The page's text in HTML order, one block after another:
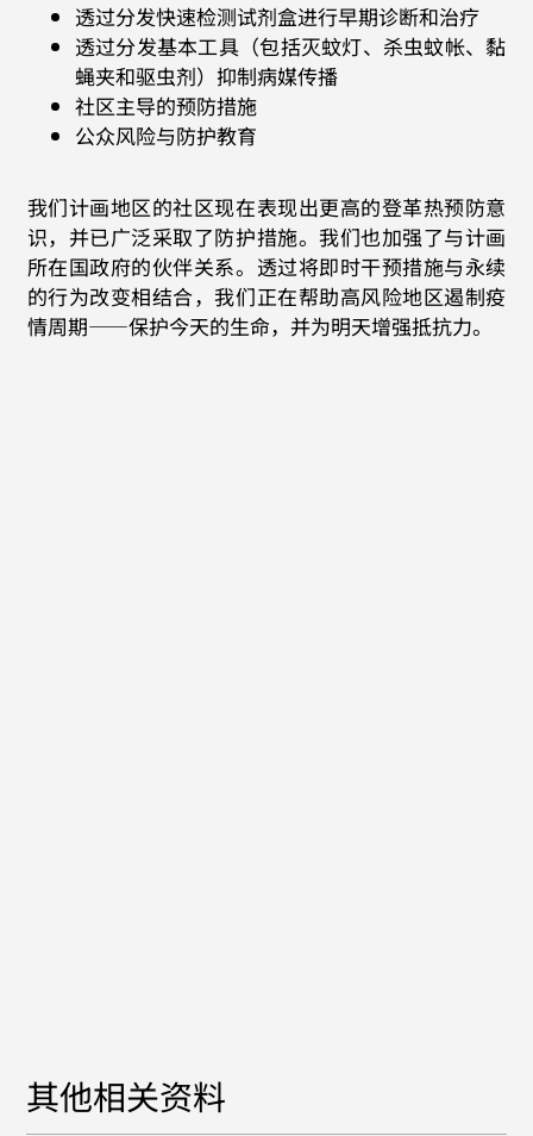
透过分发快速检测试剂盒进行早期诊断和治疗
透过分发基本工具（包括灭蚊灯、杀虫蚊帐、黏
蝇夹和驱虫剂）抑制病媒传播
社区主导的预防措施
公众风险与防护教育
我们计画地区的社区现在表现出更高的登革热预防意
识，并已广泛采取了防护措施。我们也加强了与计画
所在国政府的伙伴关系。透过将即时干预措施与永续
的行为改变相结合，我们正在帮助高风险地区遏制疫
情周期——保护今天的生命，并为明天增强抵抗力。
其他相关资料